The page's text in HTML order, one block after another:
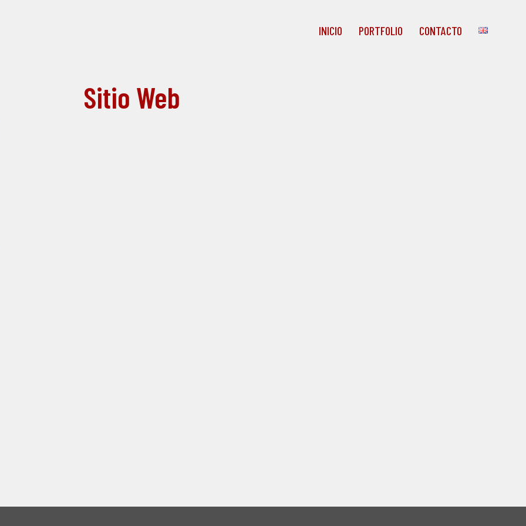
INICIO PORTFOLIO CONTACTO
Sitio Web